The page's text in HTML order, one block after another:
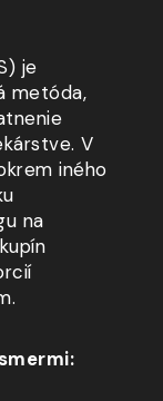
je
metóda,
V
iného
na